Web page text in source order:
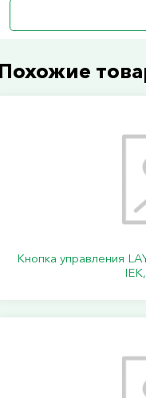
Кнопка управления